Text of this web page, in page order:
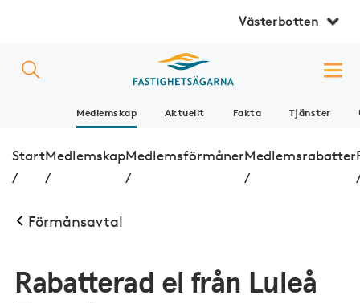
Västerbotten
Medlemskap Aktuellt Fakta Tjänster
Start
/
Medlemskap
/
Medlemsförmåner
/
Medlemsrabatter
/
Förmånsavtal
Rabatterad el från Luleå